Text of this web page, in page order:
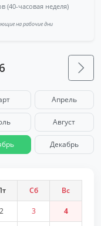
(40-часовая неделя)
на рабочие дни
Апрель
Август
Декабрь
Сб Вс
2 3 4